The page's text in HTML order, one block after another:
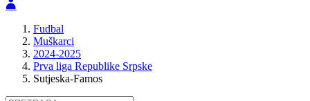
Fudbal
Muškarci
2024-2025
Prva liga Republike Srpske
Sutjeska-Famos